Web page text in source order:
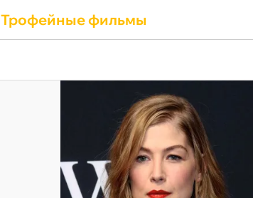
Трофейные фильмы